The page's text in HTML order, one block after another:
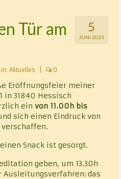
5
JUNI 2023
Tür am
Aktuelles 0
Eröffnungsfeier meiner
in 31840 Hessisch
ein von 11.00h bis
sich einen Eindruck von
Snack ist gesorgt.
geben, um 13.30h
das